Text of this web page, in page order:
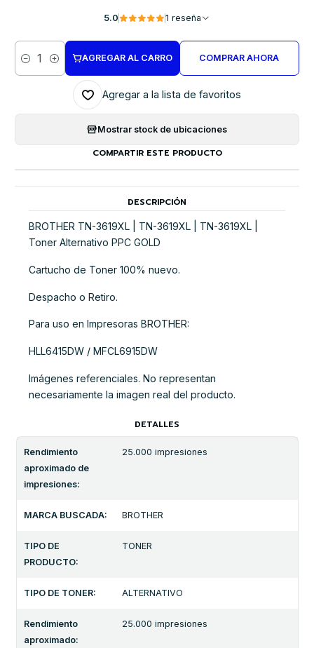
5.0 1 reseña
Cantidad
AGREGAR AL CARRO COMPRAR AHORA
Agregar a la lista de favoritos
Mostrar stock de ubicaciones
COMPARTIR ESTE PRODUCTO
DESCRIPCIÓN
BROTHER TN-3619XL | TN-3619XL | TN-3619XL |
Toner Alternativo PPC GOLD
Cartucho de Toner 100% nuevo.
Despacho o Retiro.
Para uso en Impresoras BROTHER:
HLL6415DW / MFCL6915DW
Imágenes referenciales. No representan
necesariamente la imagen real del producto.
DETALLES
Rendimiento
aproximado de
impresiones:
25.000 impresiones
MARCA BUSCADA: BROTHER
TIPO DE
PRODUCTO:
TONER
TIPO DE TONER: ALTERNATIVO
Rendimiento
aproximado:
25.000 impresiones